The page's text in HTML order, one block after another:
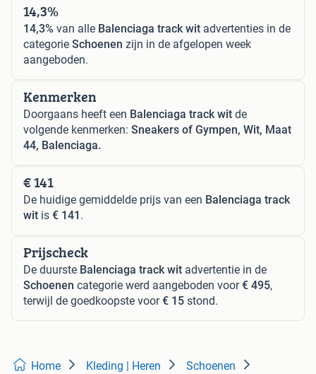
14,3%
14,3% van alle Balenciaga track wit advertenties in de
categorie Schoenen zijn in de afgelopen week
aangeboden.
Kenmerken
Doorgaans heeft een Balenciaga track wit de
volgende kenmerken: Sneakers of Gympen, Wit, Maat
44, Balenciaga.
€ 141
De huidige gemiddelde prijs van een Balenciaga track
wit is € 141 .
Prijscheck
De duurste Balenciaga track wit advertentie in de
Schoenen categorie werd aangeboden voor€ 495,
terwijl de goedkoopste voor€ 15 stond.
Home Kleding | Heren Schoenen